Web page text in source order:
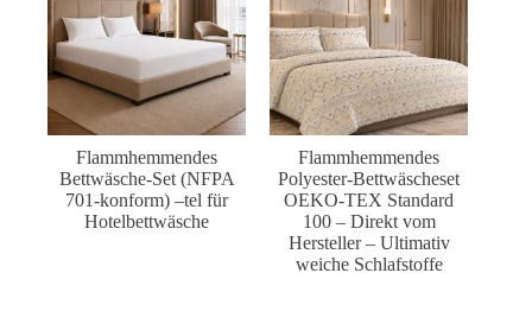
Flammhemmendes
Bettwäsche-Set (NFPA
701-konform) –tel für
Hotelbettwäsche
Flammhemmendes
Polyester-Bettwäscheset
OEKO-TEX Standard
100 – Direkt vom
Hersteller – Ultimativ
weiche Schlafstoffe